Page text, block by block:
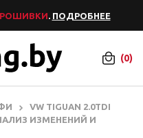
ПОДРОБНЕЕ
(0)
VW TIGUAN 2.0TDI
ИЗМЕНЕНИЙ И